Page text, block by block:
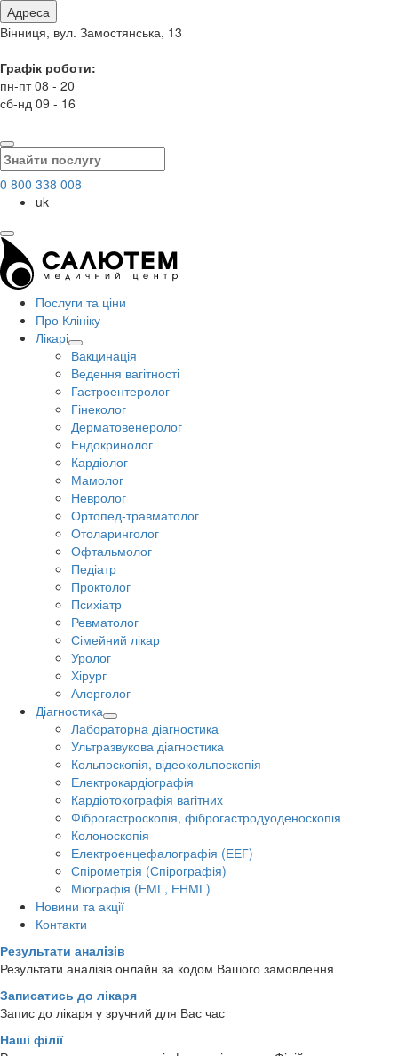
Адреса
Вінниця, вул. Замостянська, 13
Графік роботи:
пн-пт 08 - 20
сб-нд 09 - 16
0 800 338 008
uk
Послуги та ціни
Про Клініку
Лікарі
Вакцинація
Ведення вагітності
Гастроентеролог
Гінеколог
Дерматовенеролог
Ендокринолог
Кардіолог
Мамолог
Невролог
Ортопед-травматолог
Отоларинголог
Офтальмолог
Педіатр
Проктолог
Психіатр
Ревматолог
Сімейний лікар
Уролог
Хірург
Алерголог
Діагностика
Лабораторна діагностика
Ультразвукова діагностика
Кольпоскопія, відеокольпоскопія
Електрокардіографія
Кардіотокографія вагітних
Фіброгастроскопія, фіброгастродуоденоскопія
Колоноскопія
Електроенцефалографія (ЕЕГ)
Спірометрія (Спірографія)
Міографія (ЕМГ, ЕНМГ)
Новини та акції
Контакти
Результати аналiзiв
Результати аналізів онлайн за кодом Вашого замовлення
Записатись до лікаря
Запис до лікаря у зручний для Вас час
Наші філії